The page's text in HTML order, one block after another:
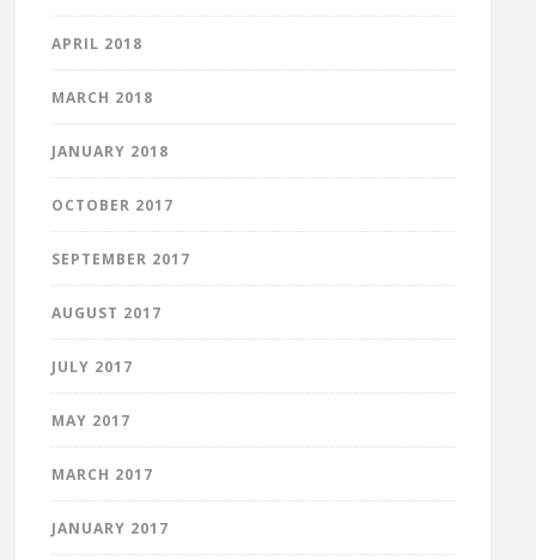
APRIL 2018
MARCH 2018
JANUARY 2018
OCTOBER 2017
SEPTEMBER 2017
AUGUST 2017
JULY 2017
MAY 2017
MARCH 2017
JANUARY 2017